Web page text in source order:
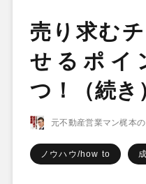
売り求む
せるポイ
つ！（続き
元不動産営業マン梶本
ノウハウ/how to